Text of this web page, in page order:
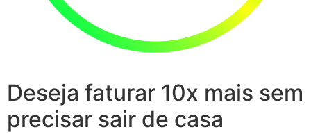
Deseja faturar 10x mais sem
precisar sair de casa